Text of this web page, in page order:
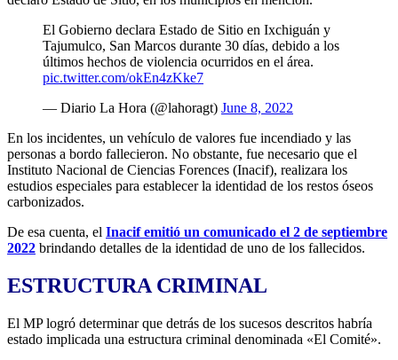
El Gobierno declara Estado de Sitio en Ixchiguán y
Tajumulco, San Marcos durante 30 días, debido a los
últimos hechos de violencia ocurridos en el área.
pic.twitter.com/okEn4zKke7
— Diario La Hora (@lahoragt) June 8, 2022
En los incidentes, un vehículo de valores fue incendiado y las
personas a bordo fallecieron. No obstante, fue necesario que el
Instituto Nacional de Ciencias Forences (Inacif), realizara los
estudios especiales para establecer la identidad de los restos óseos
carbonizados.
De esa cuenta, el Inacif emitió un comunicado el 2 de septiembre
2022 brindando detalles de la identidad de uno de los fallecidos.
ESTRUCTURA CRIMINAL
El MP logró determinar que detrás de los sucesos descritos habría
estado implicada una estructura criminal denominada «El Comité».